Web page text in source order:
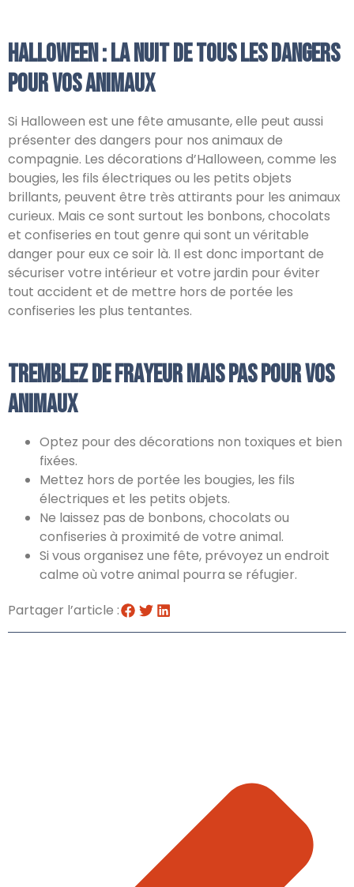
Halloween : la nuit de tous les dangers
pour vos animaux
Si Halloween est une fête amusante, elle peut aussi
présenter des dangers pour nos animaux de
compagnie. Les décorations d’Halloween, comme les
bougies, les fils électriques ou les petits objets
brillants, peuvent être très attirants pour les animaux
curieux. Mais ce sont surtout les bonbons, chocolats
et confiseries en tout genre qui sont un véritable
danger pour eux ce soir là. Il est donc important de
sécuriser votre intérieur et votre jardin pour éviter
tout accident et de mettre hors de portée les
confiseries les plus tentantes.
Tremblez de frayeur mais pas pour vos
animaux
Optez pour des décorations non toxiques et bien
fixées.
Mettez hors de portée les bougies, les fils
électriques et les petits objets.
Ne laissez pas de bonbons, chocolats ou
confiseries à proximité de votre animal.
Si vous organisez une fête, prévoyez un endroit
calme où votre animal pourra se réfugier.
Partager l’article :